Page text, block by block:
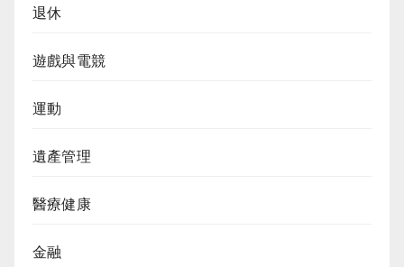
退休
遊戲與電競
運動
遺產管理
醫療健康
金融